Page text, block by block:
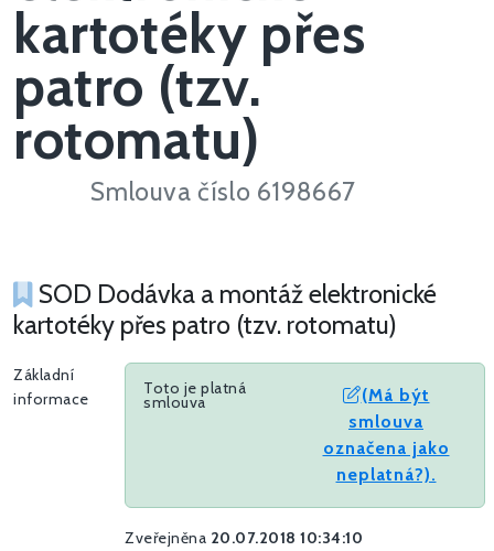
kartotéky přes
patro (tzv.
rotomatu)
Smlouva číslo 6198667
SOD Dodávka a montáž elektronické
kartotéky přes patro (tzv. rotomatu)
Základní
informace
Toto je platná
smlouva
(Má být
smlouva
označena jako
neplatná?).
Zveřejněna 20.07.2018 10:34:10